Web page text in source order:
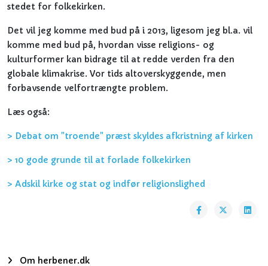
stedet for folkekirken.
Det vil jeg komme med bud på i 2013, ligesom jeg bl.a. vil
komme med bud på, hvordan visse religions- og
kulturformer kan bidrage til at redde verden fra den
globale klimakrise. Vor tids altoverskyggende, men
forbavsende velfortrængte problem.
Læs også:
> Debat om "troende" præst skyldes afkristning af kirken
> 10 gode grunde til at forlade folkekirken
> Adskil kirke og stat og indfør religionslighed
Om herbener.dk